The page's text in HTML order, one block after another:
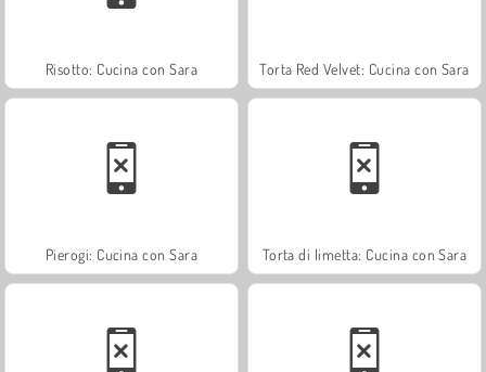
Risotto: Cucina con Sara Torta Red Velvet: Cucina con Sara
Pierogi: Cucina con Sara Torta di limetta: Cucina con Sara